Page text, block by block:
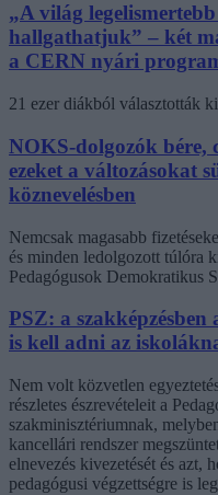
„A világ
hallgathatjuk” – két
a CERN nyári
21 ezer diákból választották
NOKS-dolgozók bére,
ezeket a változásokat
köznevelésben
Nemcsak magasabb
és minden ledolgozott túlóra
Pedagógusok Demokratikus
PSZ: a szakképzésben
is kell adni az
Nem volt közvetlen
részletes észrevételeit a
szakminisztériumnak,
kancellári rendszer
elnevezés kivezetését és azt,
pedagógusi végzettségre is